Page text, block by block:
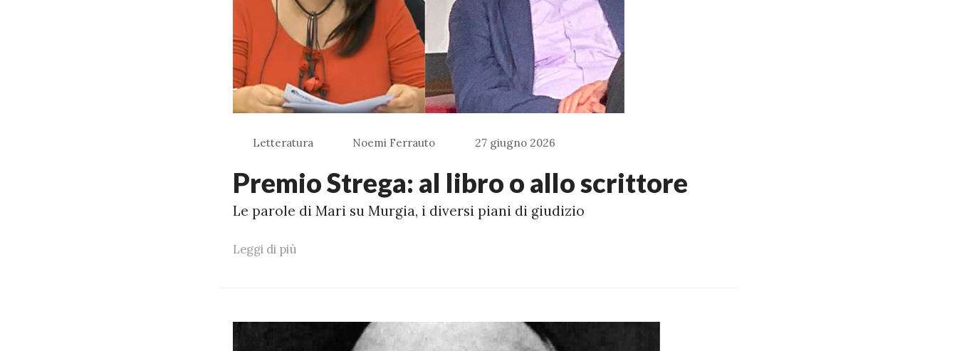
Letteratura Noemi Ferrauto 27 giugno 2026
Premio Strega: al libro o allo scrittore
Le parole di Mari su Murgia, i diversi piani di giudizio
Leggi di più